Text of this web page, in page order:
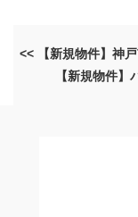
<< 【新規物件】神
【新規物件